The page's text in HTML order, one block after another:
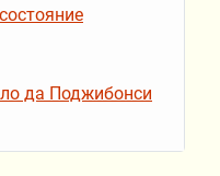
да Поджибонси